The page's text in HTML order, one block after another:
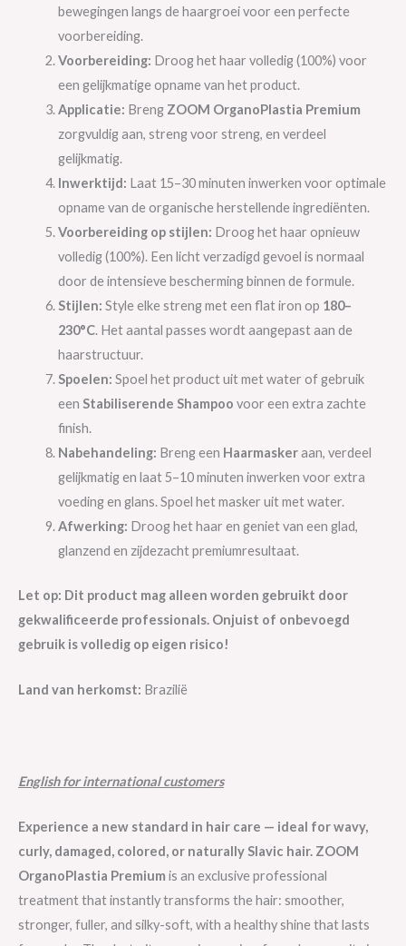
bewegingen langs de haargroei voor een perfecte
voorbereiding.
Voorbereiding: Droog het haar volledig (100%) voor
een gelijkmatige opname van het product.
Applicatie: Breng ZOOM OrganoPlastia Premium
zorgvuldig aan, streng voor streng, en verdeel
gelijkmatig.
Inwerktijd: Laat 15–30 minuten inwerken voor optimale
opname van de organische herstellende ingrediënten.
Voorbereiding op stijlen: Droog het haar opnieuw
volledig (100%). Een licht verzadigd gevoel is normaal
door de intensieve bescherming binnen de formule.
Stijlen: Style elke streng met een flat iron op 180–
230°C. Het aantal passes wordt aangepast aan de
haarstructuur.
Spoelen: Spoel het product uit met water of gebruik
een Stabiliserende Shampoo voor een extra zachte
finish.
Nabehandeling: Breng een Haarmaskeraan, verdeel
gelijkmatig en laat 5–10 minuten inwerken voor extra
voeding en glans. Spoel het masker uit met water.
Afwerking: Droog het haar en geniet van een glad,
glanzend en zijdezacht premiumresultaat.
Let op: Dit product mag alleen worden gebruikt door
gekwalificeerde professionals. Onjuist of onbevoegd
gebruik is volledig op eigen risico!
Land van herkomst: Brazilië
English for international customers
Experience a new standard in hair care — ideal for wavy,
curly, damaged, colored, or naturally Slavic hair. ZOOM
OrganoPlastia Premium is an exclusive professional
treatment that instantly transforms the hair: smoother,
stronger, fuller, and silky-soft, with a healthy shine that lasts